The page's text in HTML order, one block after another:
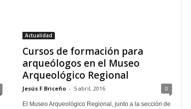
Actualidad
Cursos de formación para
arqueólogos en el Museo
Arqueológico Regional
Jesús F Briceño - 5 abril, 2016 0
El Museo Arqueológico Regional, junto a la sección de